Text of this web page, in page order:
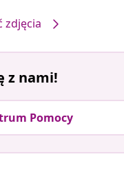
zdjęcia
z nami!
Pomocy